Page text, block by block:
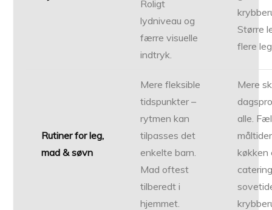
Roligt
lydniveau og
færre visuelle
indtryk.
Større
flere
Rutiner for leg,
mad & søvn
Mere fleksible
tidspunkter –
rytmen kan
tilpasses det
enkelte barn.
Mad oftest
tilberedt i
hjemmet.
Mere
alle.
køkken